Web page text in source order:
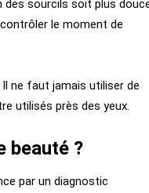
des sourcils soit plus
le moment de
ne faut jamais utiliser de
utilisés près des yeux.
beauté ?
par un diagnostic